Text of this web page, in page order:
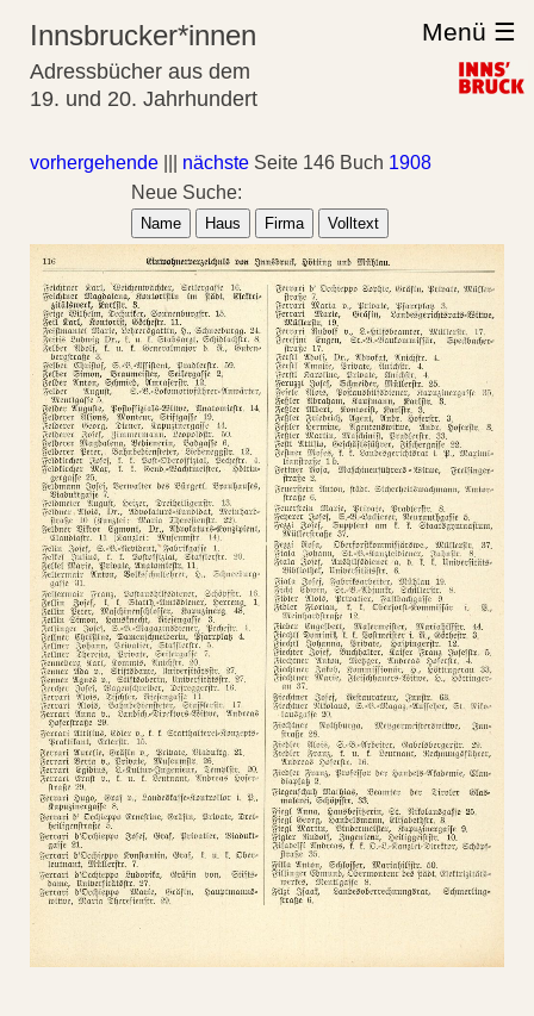
Innsbrucker*innen
Adressbücher aus dem
19. und 20. Jahrhundert
Menü ☰
vorhergehende nächste Seite 146 Buch 1908
Neue Suche:
Name Haus Firma Volltext